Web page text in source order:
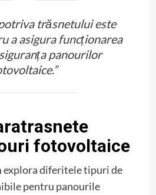
trăsnetului este
a asigura funcționarea
panourilor
fotovoltaice
explora diferitele tipuri de
pentru panourile